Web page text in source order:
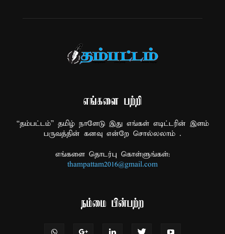
எங்களை பற்றி
“தம்பட்டம்” தமிழ் நாளேடு இது எங்கள் எடிட்டரின் இளம்
பருவத்தின் கனவு என்றே சொல்லலாம் .
எங்களை தொடர்பு கொள்ளுங்கள்:
thampattam2016@gmail.com
நம்மை பின்பற்ற